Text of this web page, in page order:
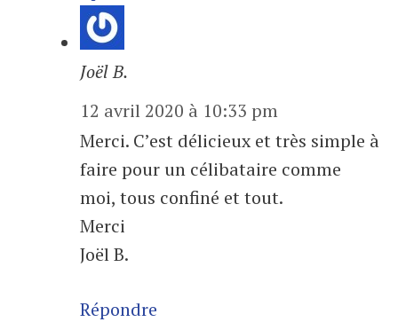
Joël B.
12 avril 2020 à 10:33 pm
Merci. C’est délicieux et très simple à
faire pour un célibataire comme
moi, tous confiné et tout.
Merci
Joël B.
Répondre